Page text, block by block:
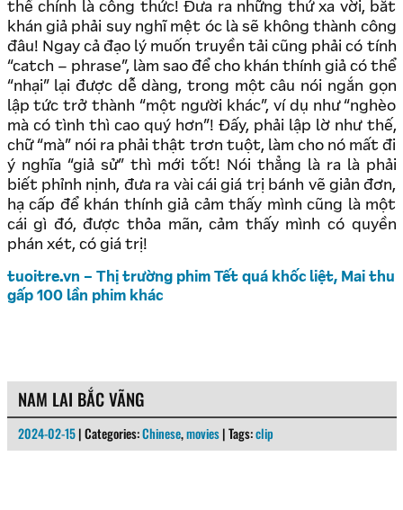
thế chính là công thức! Đưa ra những thứ xa vời, bắt
khán giả phải suy nghĩ mệt óc là sẽ không thành công
đâu! Ngay cả đạo lý muốn truyền tải cũng phải có tính
“catch – phrase”, làm sao để cho khán thính giả có thể
“nhại” lại được dễ dàng, trong một câu nói ngắn gọn
lập tức trở thành “một người khác”, ví dụ như “nghèo
mà có tình thì cao quý hơn”! Đấy, phải lập lờ như thế,
chữ “mà” nói ra phải thật trơn tuột, làm cho nó mất đi
ý nghĩa “giả sử” thì mới tốt! Nói thẳng là ra là phải
biết phỉnh nịnh, đưa ra vài cái giá trị bánh vẽ giản đơn,
hạ cấp để khán thính giả cảm thấy mình cũng là một
cái gì đó, được thỏa mãn, cảm thấy mình có quyền
phán xét, có giá trị!
tuoitre.vn – Thị trường phim Tết quá khốc liệt, Mai thu
gấp 100 lần phim khác
NAM LAI BẮC VÃNG
2024-02-15 | Categories:Chinese,movies | Tags:clip